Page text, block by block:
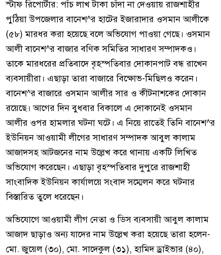
স্টাফ রিপোর্টার: পাঁচ লাখ টাকা চাঁদা না দেওয়ায় রাজশাহীর
পুঠিয়া উপজেলার বানেশ^র হাটের ইজারাদার ওসমান আলীকে
(৫৮) মারধর করা হয়েছে বলে অভিযোগ পাওয়া গেছে। ওসমান
আলী বানেশ^র বাজার বণিক সমিতির সাধারণ সম্পাদকও।
তাকে মারধরের প্রতিবাদে বৃহস্পতিবার দোকানপাট বন্ধ রাখেন
ব্যবসায়ীরা। এছাড়া তারা বাজারে বিক্ষোভ-মিছিলও করেন।
বানেশ^র বাজারে ওসমান আলীর সার ও কীটনাশকের দোকান
রয়েছে। আগের দিন বুধবার বিকালে এ দোকানেই ওসমান
আলীর ওপর হামলার ঘটনা ঘটে। এ নিয়ে রাতেই তিনি বানেশ^র
ইউনিয়ন আওয়ামী লীগের সাধারণ সম্পাদক আবুল কালাম
আজাদসহ আটজনের নাম উল্লেখ করে থানায় একটি লিখিত
অভিযোগ করেছেন। এছাড়া বৃহস্পতিবার দুপুরে রাজশাহী
সাংবাদিক ইউনিয়ন কার্যালয়ে সংবাদ সম্মেলন করে ঘটনার
বিস্তারিত তুলে ধরেছেন।
অভিযোগে আওয়ামী লীগ নেতা ও ডিস ব্যবসায়ী আবুল কালাম
আজাদ ছাড়াও অন্য যাদের নাম উল্লেখ করা হয়েছে তারা হলেন-
মো. জুয়েল (৩০), মো. সাদেকুল (৩১), হামিদ ড্রাইভার (৪০),